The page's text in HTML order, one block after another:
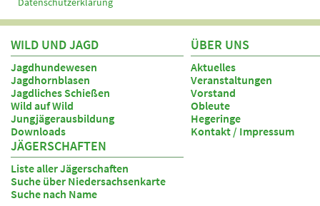
WILD UND JAGD
Jagdhundewesen
Jagdhornblasen
Jagdliches Schießen
Wild auf Wild
Jungjägerausbildung
Downloads
ÜBER UNS
Aktuelles
Veranstaltungen
Vorstand
Obleute
Hegeringe
Kontakt / Impressum
JÄGERSCHAFTEN
Liste aller Jägerschaften
Suche über Niedersachsenkarte
Suche nach Name